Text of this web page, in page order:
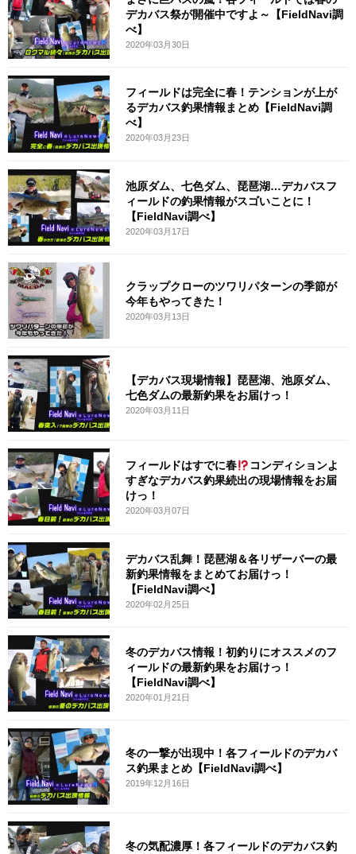
デカバス祭が開催中ですよ～【FieldNavi調
べ】
2020年03月30日
フィールドは完全に春！テンションが上が
るデカバス釣果情報まとめ【FieldNavi調
べ】
2020年03月23日
池原ダム、七色ダム、琵琶湖…デカバスフ
ィールドの釣果情報がスゴいことに！
【FieldNavi調べ】
2020年03月17日
クラップクローのツワリパターンの季節が
今年もやってきた！
2020年03月13日
【デカバス現場情報】琵琶湖、池原ダム、
七色ダムの最新釣果をお届けっ！
2020年03月11日
フィールドはすでに春
コンディションよ
すぎなデカバス釣果続出の現場情報をお届
けっ！
2020年03月07日
デカバス乱舞！琵琶湖＆各リザーバーの最
新釣果情報をまとめてお届けっ！
【FieldNavi調べ】
2020年02月25日
冬のデカバス情報！初釣りにオススメのフ
ィールドの最新釣果をお届けっ！
【FieldNavi調べ】
2020年01月21日
冬の一撃が出現中！各フィールドのデカバ
ス釣果まとめ【FieldNavi調べ】
2019年12月16日
冬の気配濃厚！各フィールドのデカバス釣